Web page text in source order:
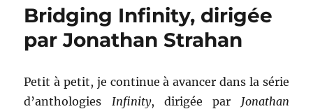
Bridging Infinity, dirigée
par Jonathan Strahan
Petit à petit, je continue à avancer dans la série
d’anthologies Infinity, dirigée par Jonathan